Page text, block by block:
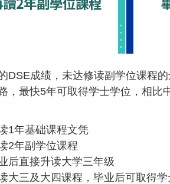
DSE成绩，未达修读副学位课程
，最快5年可取得学士学位，相比
1年基础课程文凭
2年副学位课程
后直接升读大学三年级
大三及大四课程，毕业后可取得